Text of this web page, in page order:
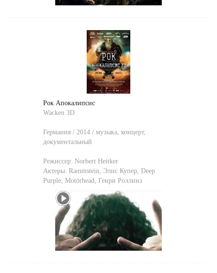
Рок Апокалипсис
Wacken 3D
Германия / 2014 / музыка, концерт,
документальный
Режиссер: Norbert Heitker
Актеры: Rammstein Элис Купер Deep
Purple Motörhead Генри Роллинз